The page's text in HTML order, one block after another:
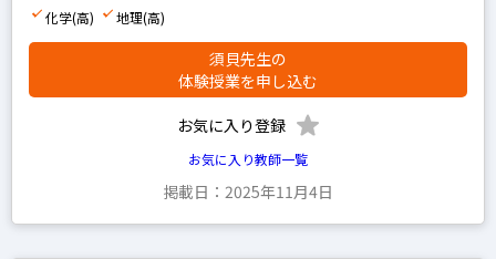
化学(高)
地理(高)
須貝先生の
体験授業を申し込む
お気に入り登録
お気に入り教師一覧
掲載日：2025年11月4日